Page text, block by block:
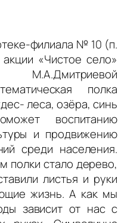
филиала № 10 (п.
«Чистое село»
М.А.Дмитриевой
полка
леса, озёра, синь
воспитанию
и продвижению
среди населения.
полки стало дерево,
листья и руки
жизнь. А как мы
зависит от нас с